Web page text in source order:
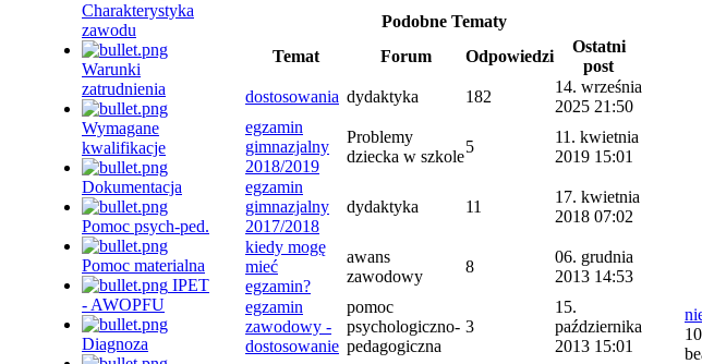
Charakterystyka
zawodu
Warunki
zatrudnienia
Wymagane
kwalifikacje
Dokumentacja
Pomoc psych-ped.
Pomoc materialna
IPET
- AWOPFU
Diagnoza
Podobne Tematy
Temat
Forum Odpowiedzi
Ostatni
post
dostosowania dydaktyka 182
14. września
2025 21:50
egzamin
gimnazjalny
2018/2019
Problemy
dziecka w szkole
5
11. kwietnia
2019 15:01
egzamin
gimnazjalny
2017/2018
dydaktyka 11
17. kwietnia
2018 07:02
kiedy mogę
mieć
egzamin?
awans
zawodowy
8
06. grudnia
2013 14:53
egzamin
zawodowy -
dostosowanie
pomoc
psychologiczno-
pedagogiczna
3
15.
października
2013 15:01